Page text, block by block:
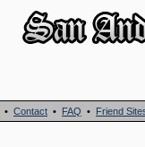
• Contact • FAQ • Friend